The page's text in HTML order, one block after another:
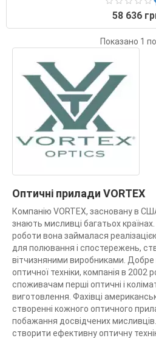
58 636
Показано 1
Оптичні прилади VORTEX
Компанію VORTEX, засновану в
знають мисливці багатьох
роботи вона займалася
для полювання і спостережень,
вітчизняними виробниками.
оптичної техніки, компанія в 2002
споживачам перші оптичні і
виготовлення. Фахівці
створенні кожного оптичного
побажання досвідчених
створити ефективну оптичну